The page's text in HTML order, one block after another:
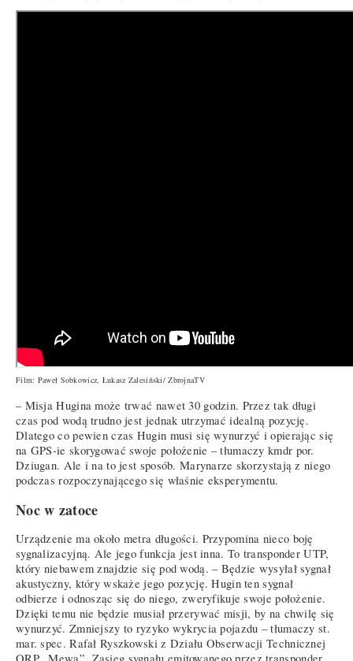
Film: Paweł Sobkowicz, Łukasz Zalesiński/ ZbrojnaTV
– Misja Hugina może trwać nawet 30 godzin. Przez tak długi
czas pod wodą trudno jest jednak utrzymać idealną pozycję.
Dlatego co pewien czas Hugin musi się wynurzyć i opierając się
na GPS-ie skorygować swoje położenie – tłumaczy kmdr por.
Dziugan. Ale i na to jest sposób. Marynarze skorzystają z niego
podczas rozpoczynającego się właśnie eksperymentu.
Noc w zatoce
Urządzenie ma około metra długości. Przypomina nieco boję
sygnalizacyjną. Ale jego funkcja jest inna. To transponder UTP,
który niebawem znajdzie się pod wodą. – Będzie wysyłał sygnał
akustyczny, który wskaże jego pozycję. Hugin ten sygnał
odbierze i odnosząc się do niego, zweryfikuje swoje położenie.
Dzięki temu nie będzie musiał przerywać misji, by na chwilę się
wynurzyć. Zmniejszy to ryzyko wykrycia pojazdu – tłumaczy st.
mar. spec. Rafał Ryszkowski z Działu Obserwacji Technicznej